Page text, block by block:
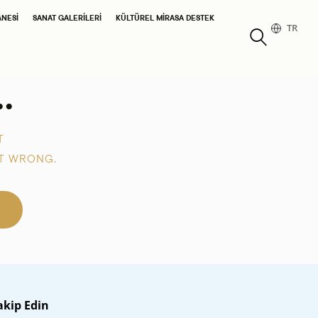
SANAT GALERILERI KÜLTÜREL MIRASA DESTEK
TR
WRONG.
Edin